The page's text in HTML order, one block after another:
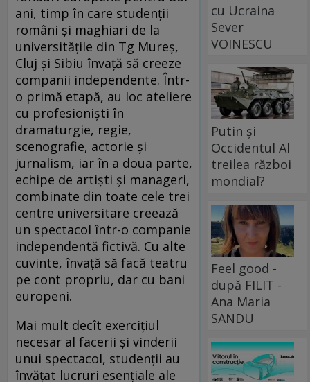
ani, timp în care studenţii
români şi maghiari de la
universităţile din Tg Mureş,
Cluj şi Sibiu învaţă să creeze
companii independente. Într-
o primă etapă, au loc ateliere
cu profesionişti în
dramaturgie, regie,
scenografie, actorie şi
jurnalism, iar în a doua parte,
echipe de artişti şi manageri,
combinate din toate cele trei
centre universitare creează
un spectacol într-o companie
independentă fictivă. Cu alte
cuvinte, învaţă să facă teatru
pe cont propriu, dar cu bani
europeni.
Mai mult decît exerciţiul
necesar al facerii şi vinderii
unui spectacol, studenţii au
învăţat lucruri esenţiale ale
cu Ucraina
Sever
VOINESCU
Putin și
Occidentul Al
treilea război
mondial?
Feel good -
după FILIT -
Ana Maria
SANDU